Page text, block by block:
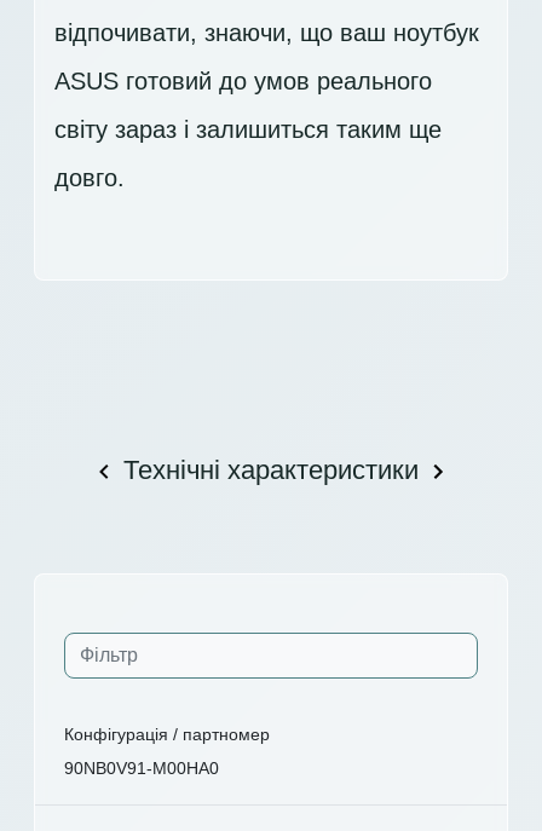
відпочивати, знаючи, що ваш ноутбук
ASUS готовий до умов реального
світу зараз і залишиться таким ще
довго.
Технічні характеристики
Конфігурація / партномер
90NB0V91-M00HA0